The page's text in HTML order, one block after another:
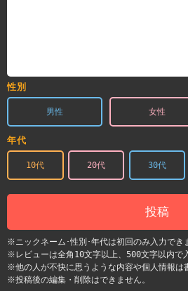
性別
男性 女性
年代
10代 20代 30代
投稿
※ニックネーム･性別･年代は初回のみ入力でき
※レビューは全角10文字以上、500文字以内で
※他の人が不快に思うような内容や個人情報は
※投稿後の編集・削除はできません。